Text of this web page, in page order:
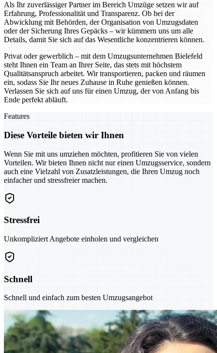
Als Ihr zuverlässiger Partner im Bereich Umzüge setzen wir auf
Erfahrung, Professionalität und Transparenz. Ob bei der
Abwicklung mit Behörden, der Organisation von Umzugsdaten
oder der Sicherung Ihres Gepäcks – wir kümmern uns um alle
Details, damit Sie sich auf das Wesentliche konzentrieren können.
Privat oder gewerblich – mit dem Umzugsunternehmen Bielefeld
steht Ihnen ein Team an Ihrer Seite, das stets mit höchstem
Qualitätsanspruch arbeitet. Wir transportieren, packen und räumen
ein, sodass Sie Ihr neues Zuhause in Ruhe genießen können.
Verlassen Sie sich auf uns für einen Umzug, der von Anfang bis
Ende perfekt abläuft.
Features
Diese Vorteile bieten wir Ihnen
Wenn Sie mit uns umziehen möchten, profitieren Sie von vielen
Vorteilen. Wir bieten Ihnen nicht nur einen Umzugsservice, sondern
auch eine Vielzahl von Zusatzleistungen, die Ihren Umzug noch
einfacher und stressfreier machen.
Stressfrei
Unkompliziert Angebote einholen und vergleichen
Schnell
Schnell und einfach zum besten Umzugsangebot